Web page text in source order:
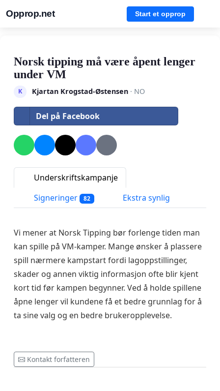
Opprop.net Start et opprop
Norsk tipping må være åpent lenger
under VM
K Kjartan Krogstad-Østensen· NO
Del på Facebook
Underskriftskampanje
Signeringer
82 Ekstra synlig
Vi mener at Norsk Tipping bør forlenge tiden man
kan spille på VM-kamper. Mange ønsker å plassere
spill nærmere kampstart fordi lagoppstillinger,
skader og annen viktig informasjon ofte blir kjent
kort tid før kampen begynner. Ved å holde spillene
åpne lenger vil kundene få et bedre grunnlag for å
ta sine valg og en bedre brukeropplevelse.
Kontakt forfatteren